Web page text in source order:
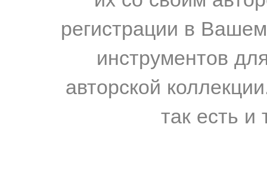
регистрации в
инструментов
авторской
так есть и